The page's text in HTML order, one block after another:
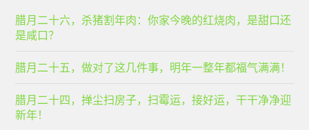
腊月二十六，杀猪割年肉：你家今晚的红烧肉，是甜口还
是咸口？
腊月二十五，做对了这几件事，明年一整年都福气满满！
腊月二十四，掸尘扫房子，扫霉运，接好运，干干净净迎
新年！